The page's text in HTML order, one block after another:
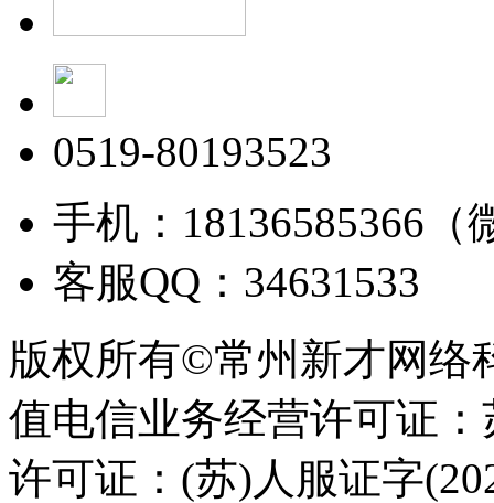
0519-80193523
手机：18136585366（
客服QQ：34631533
版权所有©常州新才网络
值电信业务经营许可证
许可证：(苏)人服证字